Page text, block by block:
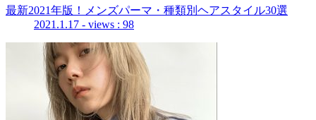
最新2021年版！メンズパーマ・種類別ヘアスタイル30選
2021.1.17 - views : 98